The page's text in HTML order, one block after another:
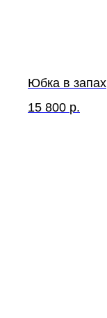
Юбка в запах
15 800 р.